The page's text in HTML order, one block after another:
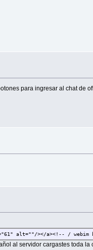
para ingresar al chat de
alt=""/></a><!-- /
al servidor cargastes toda la